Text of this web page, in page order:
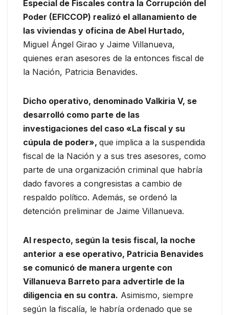
Especial de Fiscales contra la Corrupción del
Poder (EFICCOP) realizó el allanamiento de
las viviendas y oficina de Abel Hurtado,
Miguel Ángel Girao y Jaime Villanueva,
quienes eran asesores de la entonces fiscal de
la Nación, Patricia Benavides.
Dicho operativo, denominado Valkiria V, se
desarrolló como parte de las
investigaciones del caso «La fiscal y su
cúpula de poder», que implica a la suspendida
fiscal de la Nación y a sus tres asesores, como
parte de una organización criminal que habría
dado favores a congresistas a cambio de
respaldo político. Además, se ordenó la
detención preliminar de Jaime Villanueva.
Al respecto, según la tesis fiscal, la noche
anterior a ese operativo, Patricia Benavides
se comunicó de manera urgente con
Villanueva Barreto para advertirle de la
diligencia en su contra. Asimismo, siempre
según la fiscalía, le habría ordenado que se